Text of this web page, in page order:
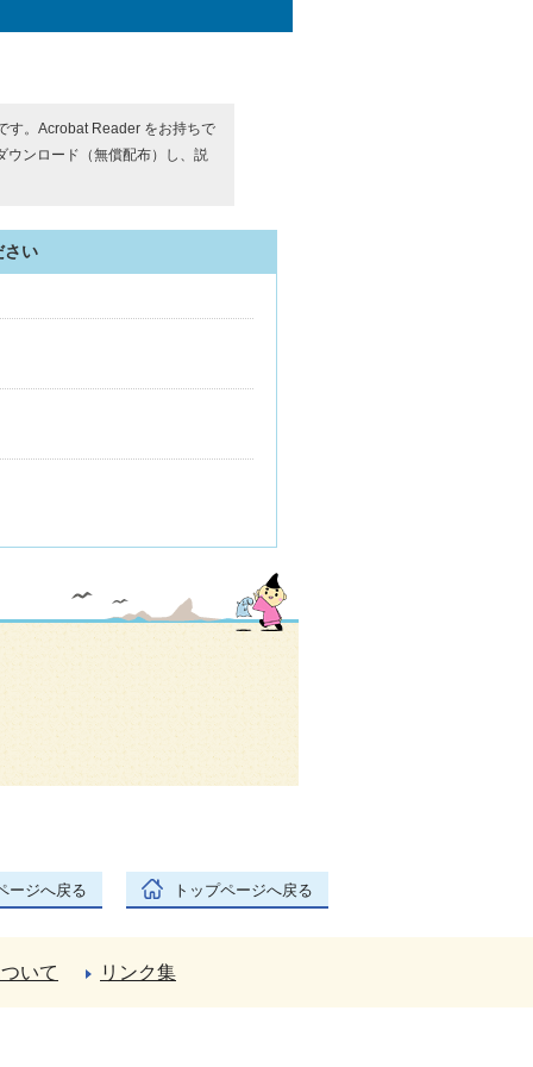
す。Acrobat Reader をお持ちで
ウンロード（無償配布）し、説
さい
ージへ戻る トップページへ戻る
いて リンク集